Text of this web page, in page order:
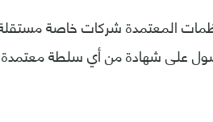
المعتمدة شركات خاصة
على شهادة من أي سلطة